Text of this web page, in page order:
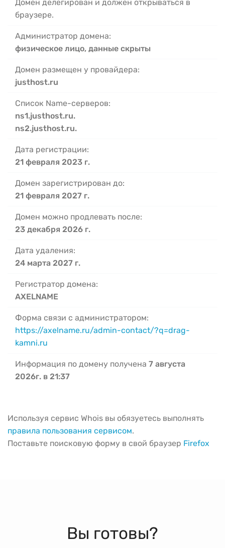
Домен делегирован и должен открываться в
браузере.
Администратор домена:
физическое лицо, данные скрыты
Домен размещен у провайдера:
justhost.ru
Список Name-серверов:
ns1.justhost.ru.
ns2.justhost.ru.
Дата регистрации:
21 февраля 2023 г.
Домен зарегистрирован до:
21 февраля 2027 г.
Домен можно продлевать после:
23 декабря 2026 г.
Дата удаления:
24 марта 2027 г.
Регистратор домена:
AXELNAME
Форма связи с администратором:
https://axelname.ru/admin-contact/?q=drag-
kamni.ru
Информация по домену получена 7 августа
2026г. в 21:37
Используя сервис Whois вы обязуетесь выполнять
правила пользования сервисом.
Поставьте поисковую форму в свой браузер Firefox
Вы готовы?